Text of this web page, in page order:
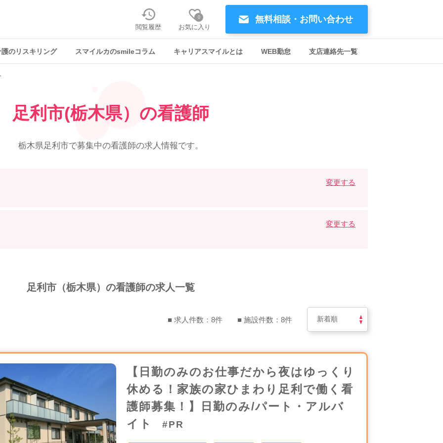
無料相談・お問い合わせ
閲覧履歴
0
お気に入り
護のリスキリング スマイルカのsmileコラム キャリアスマイルとは WEB勤怠 支店連絡先一覧
足利市(栃木県）の看護師
栃木県足利市で募集中の看護師の求人情報です。
変更する
変更する
足利市（栃木県）の看護師の求人一覧
■ 求人件数：8件 ■ 施設件数：8件
【日勤のみのお仕事だから夜はゆっくり
休める！家族の家ひまわり足利で働く看
護師募集！】日勤のみ/パート・アルバ
イト
#PR